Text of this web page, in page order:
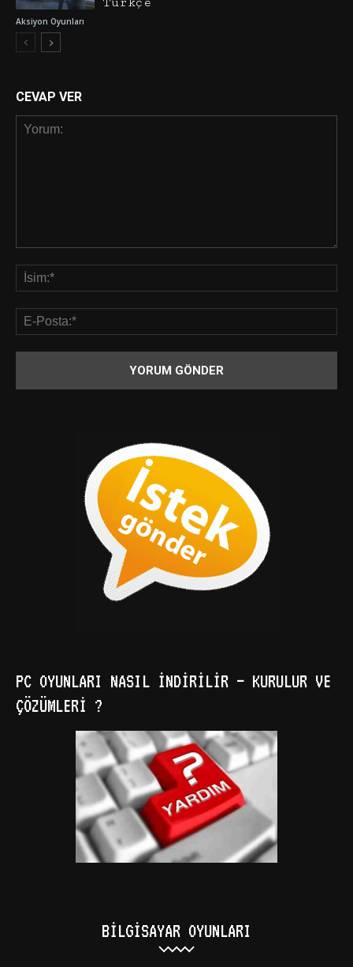
Aksiyon Oyunları
CEVAP VER
PC OYUNLARI NASIL İNDIRILIR – KURULUR VE
ÇÖZÜMLERI ?
BILGISAYAR OYUNLARI